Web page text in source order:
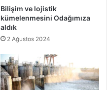
Bilişim ve lojistik
kümelenmesini Odağımıza
aldık
2 Ağustos 2024